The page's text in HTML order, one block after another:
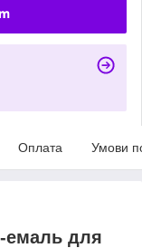
Оплата Умови
емаль для